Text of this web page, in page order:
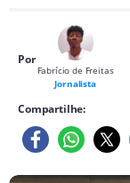
Por
Fabrício de Freitas
Jornalista
Compartilhe: